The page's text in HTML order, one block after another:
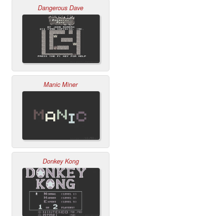
Dangerous Dave
Manic Miner
Donkey Kong